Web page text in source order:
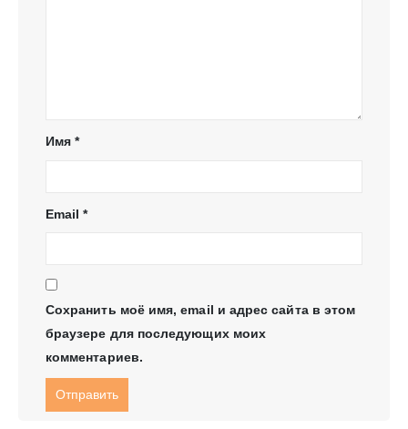
Имя*
Email*
Сохранить моё имя, email и адрес сайта в этом
браузере для последующих моих
комментариев.